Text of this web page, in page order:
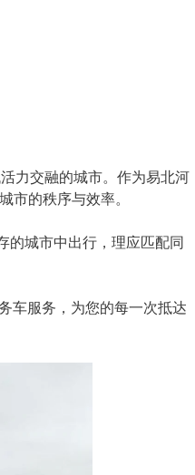
力交融的城市。作为易北河
市的秩序与效率。
的城市中出行，理应匹配同
车服务，为您的每一次抵达